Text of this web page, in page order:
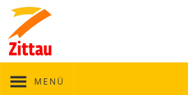
MENÜ